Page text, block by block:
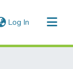
Log In (current)